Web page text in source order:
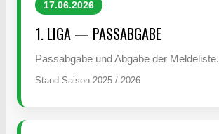
17.06.2026
1. LIGA — PASSABGABE
Passabgabe und Abgabe der Meldeliste.
Stand Saison 2025 / 2026